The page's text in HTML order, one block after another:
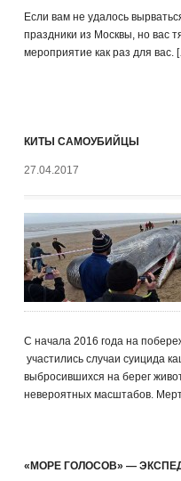
Если вам не удалось
праздники из Москвы, но вас
мероприятие как раз для вас.
КИТЫ САМОУБИЙЦЫ
27.04.2017
С начала 2016 года на
участились случаи суицида
выбросившихся на берег
невероятных масштабов.
«МОРЕ ГОЛОСОВ» —